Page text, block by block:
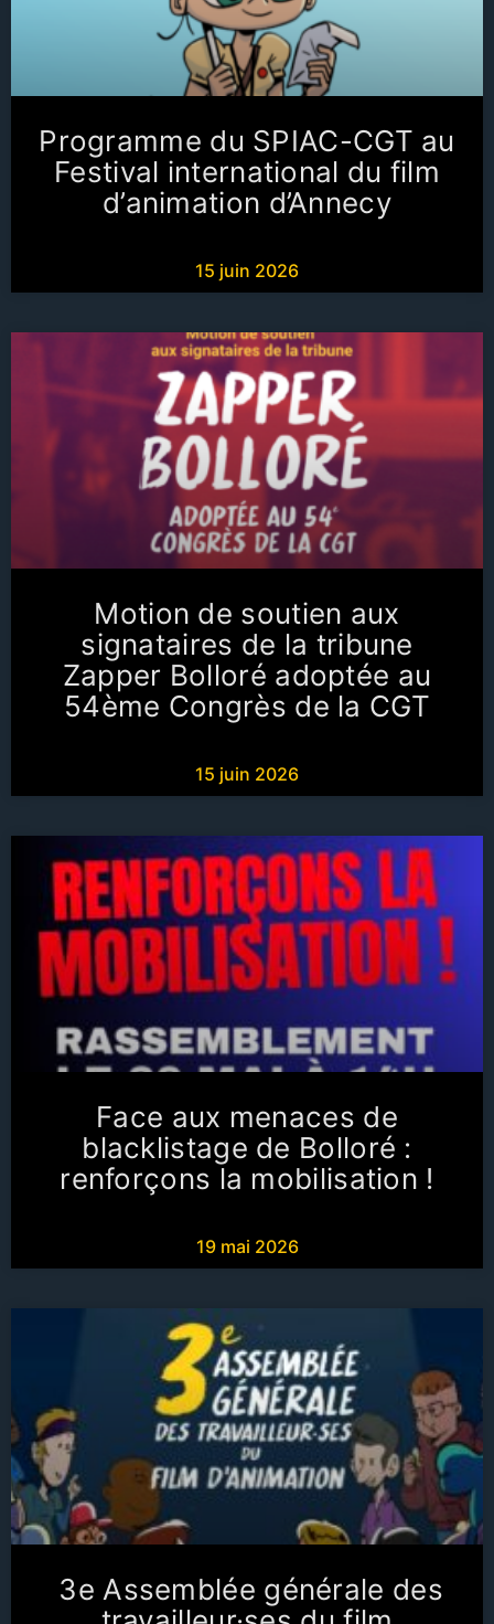
Programme du SPIAC-CGT au
Festival international du film
d’animation d’Annecy
15 juin 2026
Motion de soutien aux
signataires de la tribune
Zapper Bolloré adoptée au
54ème Congrès de la CGT
15 juin 2026
Face aux menaces de
blacklistage de Bolloré :
renforçons la mobilisation !
19 mai 2026
3e Assemblée générale des